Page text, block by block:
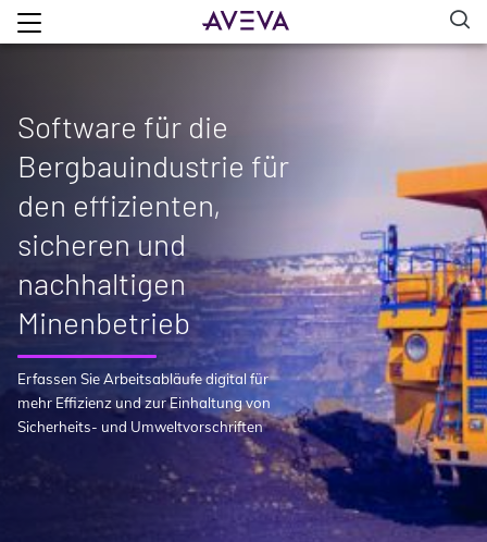
Software für die
Bergbauindustrie für
den effizienten,
sicheren und
nachhaltigen
Minenbetrieb
Erfassen Sie Arbeitsabläufe digital für
mehr Effizienz und zur Einhaltung von
Sicherheits- und Umweltvorschriften